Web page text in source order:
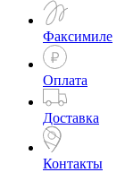
Факсимиле
Оплата
Доставка
Контакты